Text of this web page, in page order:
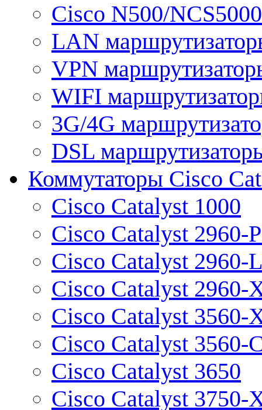
Cisco N500/
LAN
VPN
WIFI
3G/4G
DSL
Коммутаторы Cisco
Cisco Catalyst 1000
Cisco Catalyst 2960-
Cisco Catalyst 2960-L
Cisco Catalyst 2960-
Cisco Catalyst 3560-
Cisco Catalyst 3560-
Cisco Catalyst 3650
Cisco Catalyst 3750-